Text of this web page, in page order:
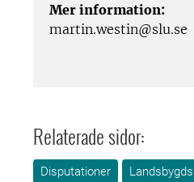
Mer information:
martin.westin@slu.se
Relaterade sidor:
Disputationer